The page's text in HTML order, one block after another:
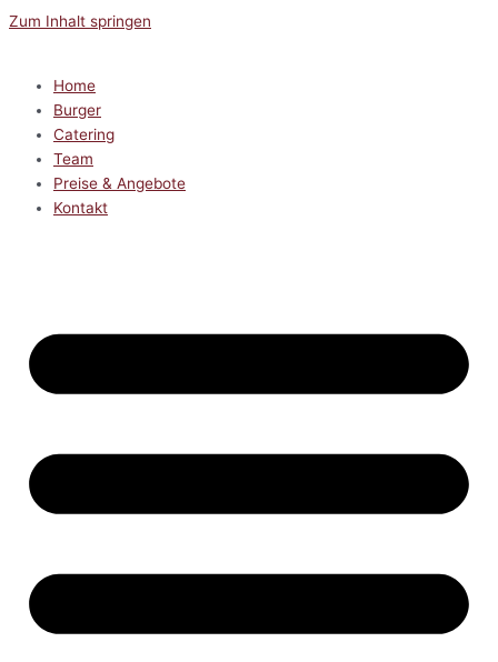
Zum Inhalt springen
Home
Burger
Catering
Team
Preise & Angebote
Kontakt